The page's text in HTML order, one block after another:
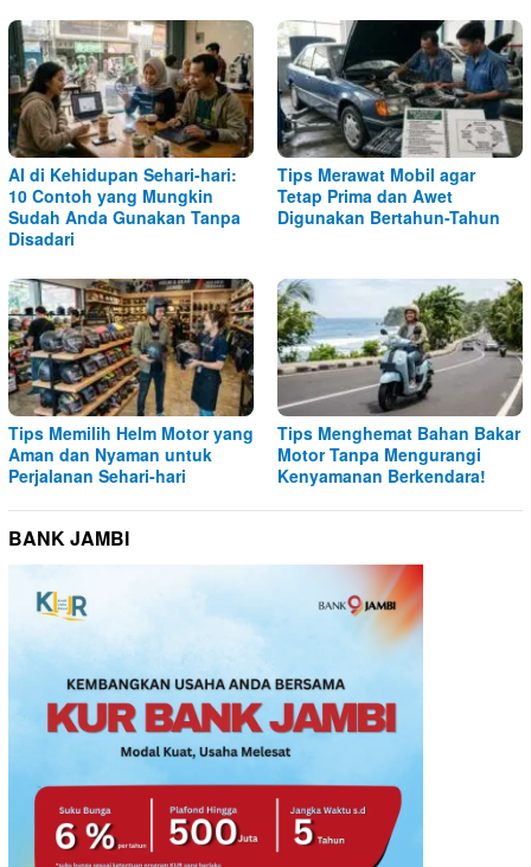
AI di Kehidupan Sehari-hari:
10 Contoh yang Mungkin
Sudah Anda Gunakan Tanpa
Disadari
Tips Merawat Mobil agar
Tetap Prima dan Awet
Digunakan Bertahun-Tahun
Tips Memilih Helm Motor yang
Aman dan Nyaman untuk
Perjalanan Sehari-hari
Tips Menghemat Bahan Bakar
Motor Tanpa Mengurangi
Kenyamanan Berkendara!
BANK JAMBI